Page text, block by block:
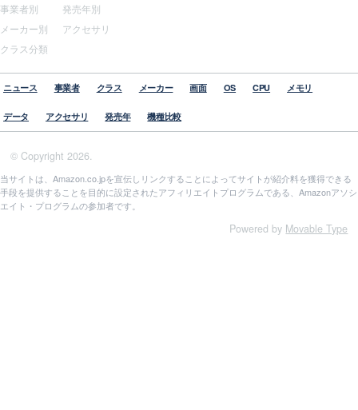
事業者別
メーカー別
クラス分類
発売年別
アクセサリ
ニュース 事業者 クラス メーカー 画面 OS CPU メモリ
データ アクセサリ 発売年 機種比較
© Copyright 2026.
当サイトは、Amazon.co.jpを宣伝しリンクすることによってサイトが紹介料を獲得できる
手段を提供することを目的に設定されたアフィリエイトプログラムである、Amazonアソシ
エイト・プログラムの参加者です。
Powered by Movable Type